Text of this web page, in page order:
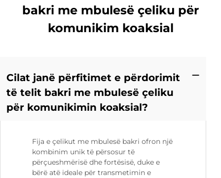
bakri me mbulesë çeliku për
komunikim koaksial
Cilat janë përfitimet e përdorimit
të telit bakri me mbulesë çeliku
për komunikimin koaksial?
Fija e çelikut me mbulesë bakri ofron një
kombinim unik të përsosur të
përçueshmërisë dhe fortësisë, duke e
bërë atë ideale për transmetimin e